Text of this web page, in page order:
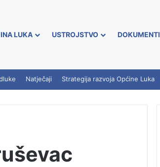
LUKA USTROJSTVO DOKUMENTI
Natječaji Strategija razvoja Općine Luka